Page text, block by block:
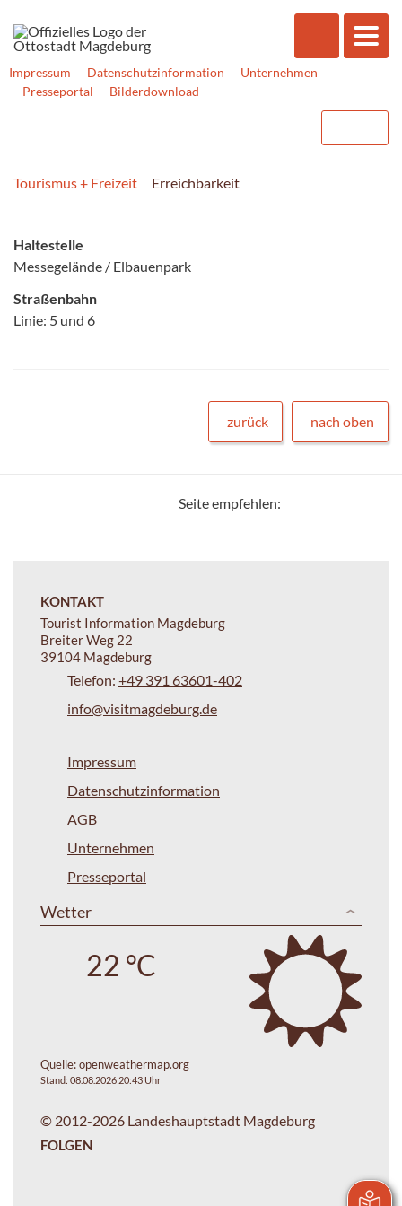
Impressum Datenschutzinformation
Unternehmen
Presseportal
Bilderdownload
Tourismus + Freizeit Erreichbarkeit
Haltestelle
Messegelände / Elbauenpark
Straßenbahn
Linie: 5 und 6
zurück nach oben
Seite empfehlen:
KONTAKT
Tourist Information Magdeburg
Breiter Weg 22
39104 Magdeburg
Telefon: +49 391 63601-402
info@visitmagdeburg.de
Impressum
Datenschutzinformation
AGB
Unternehmen
Presseportal
Wetter
22 °C
Quelle:openweathermap.org
Stand: 08.08.2026 20:43 Uhr
© 2012-2026 Landeshauptstadt Magdeburg
FOLGEN